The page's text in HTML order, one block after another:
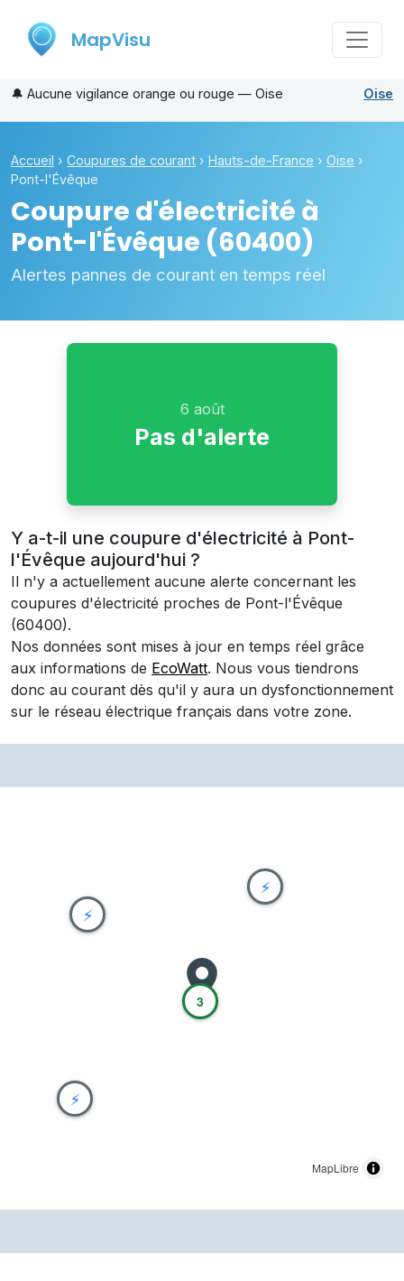
MapVisu
🔔 Aucune vigilance orange ou rouge — Oise Oise
Accueil › Coupures de courant › Hauts-de-France › Oise ›
Pont-l'Évêque
Coupure d'électricité à
Pont-l'Évêque (60400)
Alertes pannes de courant en temps réel
6 août
Pas d'alerte
Y a-t-il une coupure d'électricité à Pont-
l'Évêque aujourd'hui ?
Il n'y a actuellement aucune alerte concernant les
coupures d'électricité proches de Pont-l'Évêque
(60400).
Nos données sont mises à jour en temps réel grâce
aux informations de EcoWatt. Nous vous tiendrons
donc au courant dès qu'il y aura un dysfonctionnement
sur le réseau électrique français dans votre zone.
3
⚡
⚡
⚡
MapLibre